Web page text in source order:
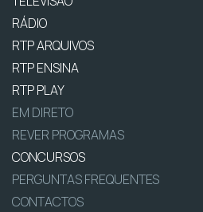
RÁDIO
RTP ARQUIVOS
RTP ENSINA
RTP PLAY
EM DIRETO
REVER PROGRAMAS
CONCURSOS
PERGUNTAS FREQUENTES
CONTACTOS